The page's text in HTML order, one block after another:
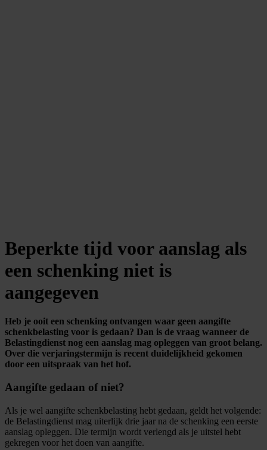
Beperkte tijd voor aanslag als
een schenking niet is
aangegeven
Heb je ooit een schenking ontvangen waar geen aangifte
schenkbelasting voor is gedaan? Dan is de vraag wanneer de
Belastingdienst nog een aanslag mag opleggen van groot belang.
Over die verjaringstermijn is recent duidelijkheid gekomen
door een uitspraak van het hof.
Aangifte gedaan of niet?
Als je wel aangifte schenkbelasting hebt gedaan, geldt het volgende:
de Belastingdienst mag uiterlijk drie jaar na de schenking een eerste
aanslag opleggen. Die termijn wordt verlengd als je uitstel hebt
gekregen voor het doen van aangifte.